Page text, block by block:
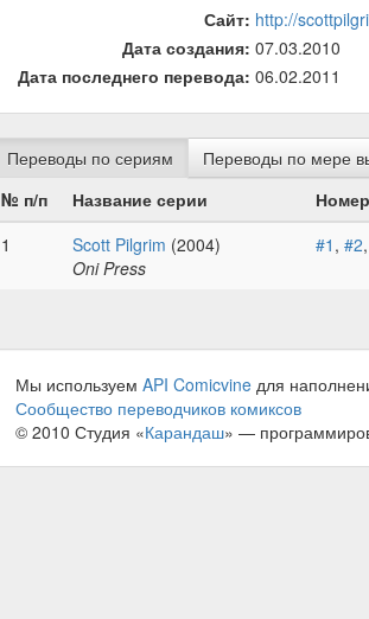
Сайт: http://
Дата создания: 07.03.2010
Дата последнего перевода: 06.02.2011
Переводы по сериям
Переводы по мере
№ п/п
Название серии
1
Scott Pilgrim (2004)
Oni Press
#1 , #2
Мы используем API Comicvine для
Сообщество переводчиков комиксов
© 2010 Студия «Карандаш» —